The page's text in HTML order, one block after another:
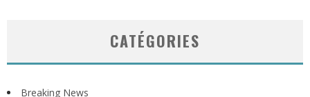
CATÉGORIES
Breaking News